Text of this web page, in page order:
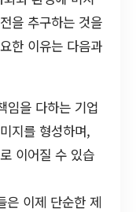
을 추구하는 것을
한 이유는 다음과
임을 다하는 기업
지를 형성하며,
이어질 수 있습
은 이제 단순한 제